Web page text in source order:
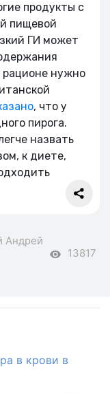
продукты с
пищевой
ГИ может
рационе нужно
, что у
пирога.
назвать
к диете,
Андрей
13817
в крови в